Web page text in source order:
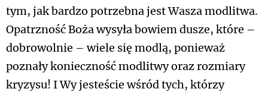
tym, jak bardzo potrzebna jest Wasza modlitwa.
Opatrzność Boża wysyła bowiem dusze, które –
dobrowolnie – wiele się modlą, ponieważ
poznały konieczność modlitwy oraz rozmiary
kryzysu! I Wy jesteście wśród tych, którzy